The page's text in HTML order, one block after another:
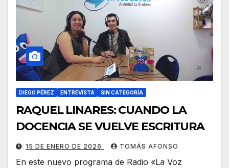
DIEGO PÉREZ ENTREVISTA SIN CATEGORÍA
RAQUEL LINARES: CUANDO LA
DOCENCIA SE VUELVE ESCRITURA
15 DE ENERO DE 2026 TOMÁS AFONSO
En este nuevo programa de Radio «La Voz